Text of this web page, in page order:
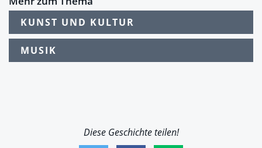
KUNST UND KULTUR
MUSIK
Diese Geschichte teilen!